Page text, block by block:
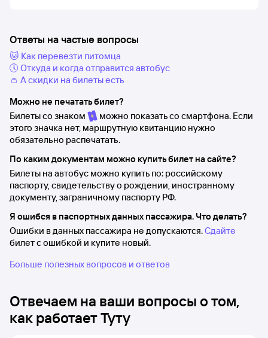
Ответы на частые вопросы
🐱 Как перевезти питомца
🕔 Откуда и когда отправится автобус
👛 А скидки на билеты есть
Можно не печатать билет?
Билеты со знаком
можно показать со смартфона. Если
этого значка нет, маршрутную квитанцию нужно
обязательно распечатать.
По каким документам можно купить билет на сайте?
Билеты на автобус можно купить по: российскому
паспорту, свидетельству о рождении, иностранному
документу, заграничному паспорту РФ.
Я ошибся в паспортных данных пассажира. Что делать?
Ошибки в данных пассажира не допускаются.Сдайте
билет с ошибкой и купите новый.
Больше полезных вопросов и ответов
Отвечаем на ваши вопросы о том,
как работает Туту